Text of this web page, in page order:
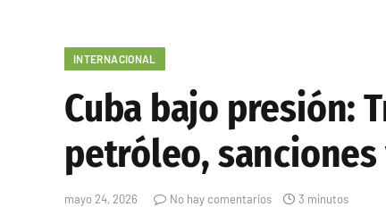
INTERNACIONAL
Cuba bajo presión:
petróleo,
mayo 24, 2026 No hay comentarios 3 minutos